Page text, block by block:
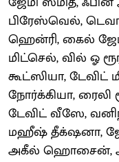
பிரேஸ்வெல்,
ஹென்ரி, கைல்
மிட்செல், வில் ஓ
கூட்ஸியா, டேவிட்
நோர்க்கியா,
டேவிட் வீஸே,
மஹீஷ் தீக்‌ஷனா,
அகீல் ஹொசைன்,